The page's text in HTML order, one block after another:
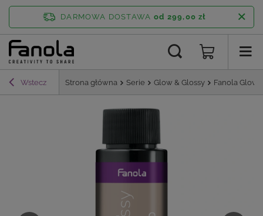
DARMOWA DOSTAWA od 299,00 zł
Wstecz Strona główna Serie Glow & Glossy Fanola Glow